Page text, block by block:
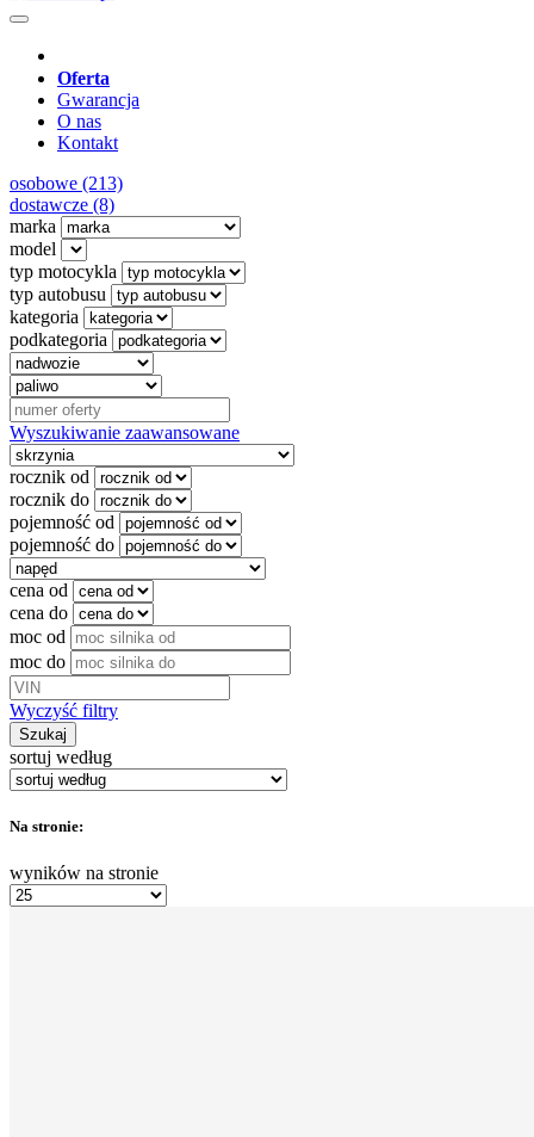
Oferta
Gwarancja
O nas
Kontakt
osobowe (213)
dostawcze (8)
marka
model
typ motocykla
typ autobusu
kategoria
podkategoria
Wyszukiwanie zaawansowane
rocznik od
rocznik do
pojemność od
pojemność do
cena od
cena do
moc od
moc do
Wyczyść filtry
Szukaj
sortuj według
Na stronie:
wyników na stronie